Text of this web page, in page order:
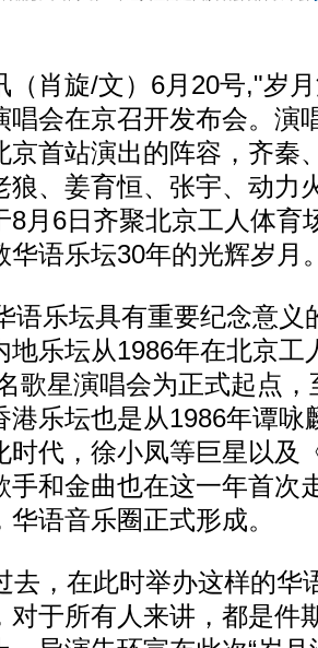
肖旋/文）6月20号,"岁月
唱会在京召开发布会。演
京首站演出的阵容，齐秦
狼、姜育恒、张宇、动力
8月6日齐聚北京工人体育
华语乐坛30年的光辉岁月
乐坛具有重要纪念意义
地乐坛从1986年在北京工
歌星演唱会为正式起点
港乐坛也是从1986年谭咏
时代，徐小凤等巨星以及
手和金曲也在这一年首次
语音乐圈正式形成。
，在此时举办这样的华
对于所有人来讲，都是件